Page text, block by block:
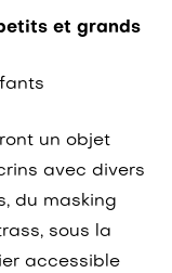
et grands
un objet
avec divers
du masking
sous la
accessible